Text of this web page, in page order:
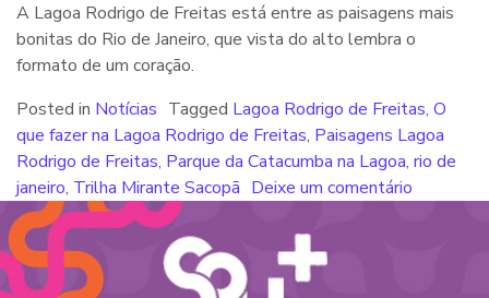
A Lagoa Rodrigo de Freitas está entre as paisagens mais
bonitas do Rio de Janeiro, que vista do alto lembra o
formato de um coração.
Posted in Notícias Tagged Lagoa Rodrigo de Freitas, O
que fazer na Lagoa Rodrigo de Freitas, Paisagens Lagoa
Rodrigo de Freitas, Parque da Catacumba na Lagoa, rio de
janeiro, Trilha Mirante Sacopã Deixe um comentário